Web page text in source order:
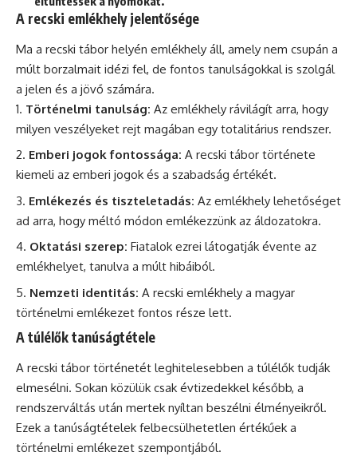
A recski emlékhely jelentősége
Ma a recski tábor helyén emlékhely áll, amely nem csupán a
múlt borzalmait idézi fel, de fontos tanulságokkal is szolgál
a jelen és a jövő számára.
Történelmi tanulság: Az emlékhely rávilágít arra, hogy
milyen veszélyeket rejt magában egy totalitárius rendszer.
Emberi jogok fontossága: A recski tábor története
kiemeli az emberi jogok és a szabadság értékét.
Emlékezés és tiszteletadás: Az emlékhely lehetőséget
ad arra, hogy méltó módon emlékezzünk az áldozatokra.
Oktatási szerep: Fiatalok ezrei látogatják évente az
emlékhelyet, tanulva a múlt hibáiból.
Nemzeti identitás: A recski emlékhely a magyar
történelmi emlékezet fontos része lett.
A túlélők tanúságtétele
A recski tábor történetét leghitelesebben a túlélők tudják
elmesélni. Sokan közülük csak évtizedekkel később, a
rendszerváltás után mertek nyíltan beszélni élményeikről.
Ezek a tanúságtételek felbecsülhetetlen értékűek a
történelmi emlékezet szempontjából.